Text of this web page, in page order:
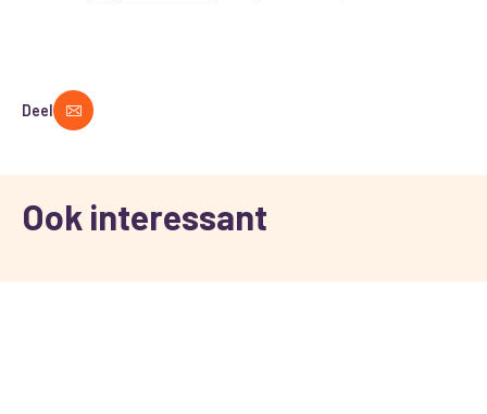
Deel
Ook interessant